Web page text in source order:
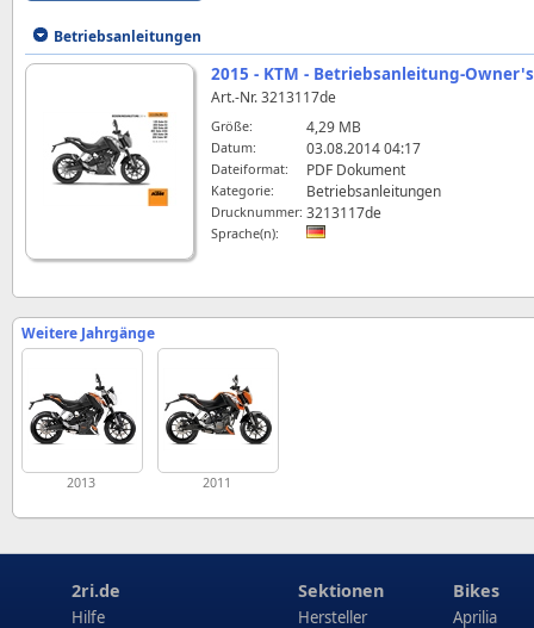
Betriebsanleitungen
2015 - KTM - Betriebsanleitung-
Art.-Nr. 3213117de
Größe: 4,29 MB
Datum: 03.08.2014 04:17
Dateiformat: PDF Dokument
Kategorie: Betriebsanleitungen
Drucknummer: 3213117de
Sprache(n):
Weitere Jahrgänge
2013 2011
2ri.de
Hilfe
Sektionen
Hersteller
Bikes
Aprilia